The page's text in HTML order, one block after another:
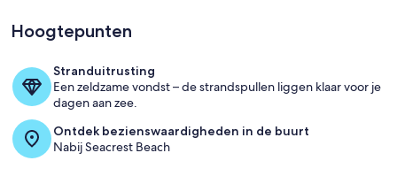
Hoogtepunten
Stranduitrusting
Een zeldzame vondst – de strandspullen liggen klaar voor je
dagen aan zee.
Ontdek bezienswaardigheden in de buurt
Nabij Seacrest Beach